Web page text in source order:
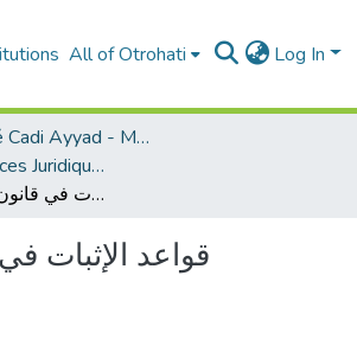
All of Otrohati Log In
Université Cadi Ayyad - Marrakech
CEDoc en Sciences Juridiques, Economiques, Sociales et de Gestion (CED - SJESG)
قواعد الإثبات في قانون حماية المستهلك
قواعد الإثبات